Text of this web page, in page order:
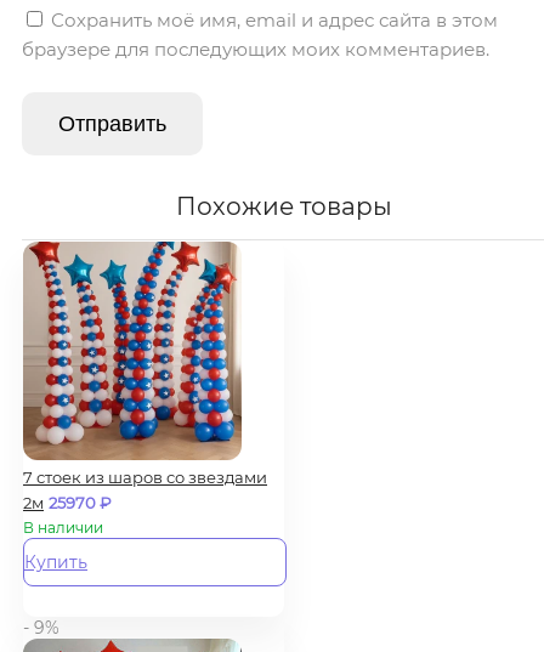
Сохранить моё имя, email и адрес сайта в этом
браузере для последующих моих комментариев.
Похожие товары
7 стоек из шаров со звездами
2м 25970₽
В наличии
Купить
- 9%